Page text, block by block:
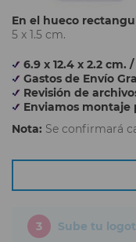
En el hueco
5 x 1.5 cm.
6.9 x 12.4 x 2.2 cm. /
Gastos de Envío
Revisión de
Enviamos montaje
Nota: Se confirmará
3 Sube tu